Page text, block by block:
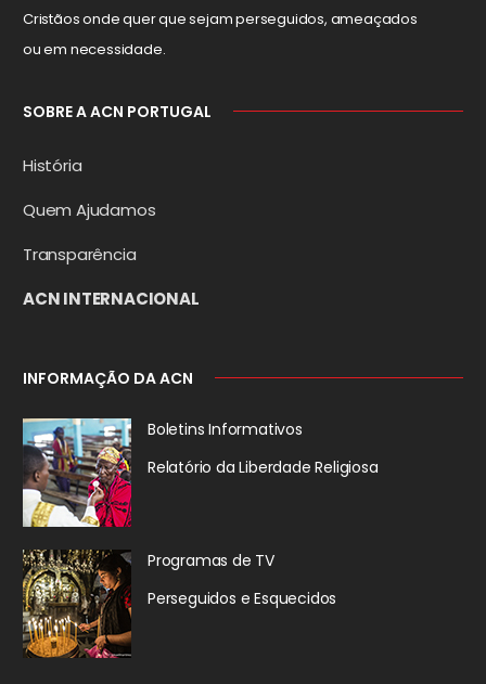
Cristãos onde quer que sejam perseguidos, ameaçados
ou em necessidade.
SOBRE A ACN PORTUGAL
História
Quem Ajudamos
Transparência
ACN INTERNACIONAL
INFORMAÇÃO DA ACN
Boletins Informativos
Relatório da Liberdade Religiosa
Programas de TV
Perseguidos e Esquecidos